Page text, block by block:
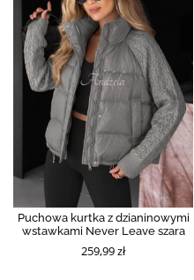
Puchowa kurtka z dzianinowymi
wstawkami Never Leave szara
259,99 zł